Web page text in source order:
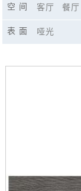
空 间 客厅 餐厅
表 面 哑光